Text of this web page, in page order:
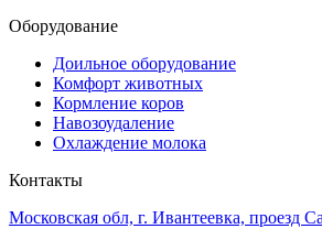
Оборудование
Доильное оборудование
Комфорт животных
Кормление коров
Навозоудаление
Охлаждение молока
Контакты
Московская обл, г. Ивантеевка, проезд